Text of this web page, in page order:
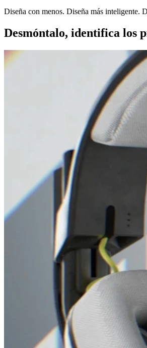
Diseña con menos. Diseña más inteligente.
Desmóntalo, identifica los